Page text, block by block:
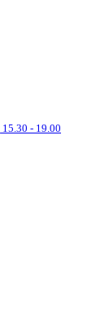
15.30 - 19.00